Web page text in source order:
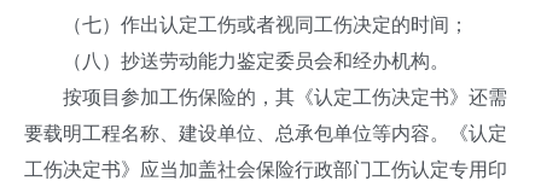
（七）作出认定工伤或者视同工伤决定的时间；
（八）抄送劳动能力鉴定委员会和经办机构。
按项目参加工伤保险的，其《认定工伤决定书》还需
要载明工程名称、建设单位、总承包单位等内容。《认定
工伤决定书》应当加盖社会保险行政部门工伤认定专用印